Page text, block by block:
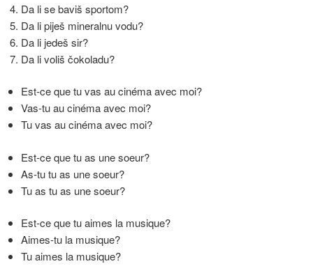
Da li se baviš sportom?
Da li piješ mineralnu vodu?
Da li jedeš sir?
Da li voliš čokoladu?
Est-ce que tu vas au cinéma avec moi?
Vas-tu au cinéma avec moi?
Tu vas au cinéma avec moi?
Est-ce que tu as une soeur?
As-tu tu as une soeur?
Tu as tu as une soeur?
Est-ce que tu aimes la musique?
Aimes-tu la musique?
Tu aimes la musique?